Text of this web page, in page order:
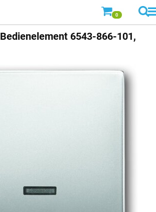
0
Bedienelement 6543-866-101,